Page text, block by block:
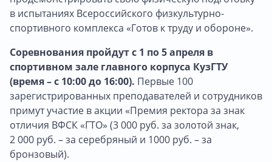
в испытаниях Всероссийского физкультурно-
спортивного комплекса «Готов к труду и обороне».
Соревнования пройдут с 1 по 5 апреля в
спортивном зале главного корпуса КузГТУ
(время – с 10:00 до 16:00). Первые 100
зарегистрированных преподавателей и сотрудников
примут участие в акции «Премия ректора за знак
отличия ВФСК «ГТО» (3 000 руб. за золотой знак,
2 000 руб. – за серебряный и 1000 руб. – за
бронзовый).